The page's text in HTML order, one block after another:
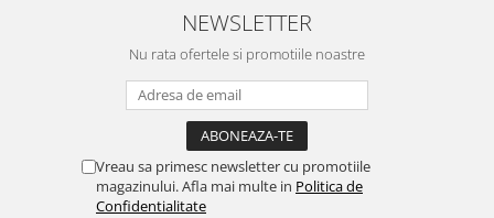
NEWSLETTER
Nu rata ofertele si promotiile noastre
Vreau sa primesc newsletter cu promotiile
magazinului. Afla mai multe in Politica de
Confidentialitate